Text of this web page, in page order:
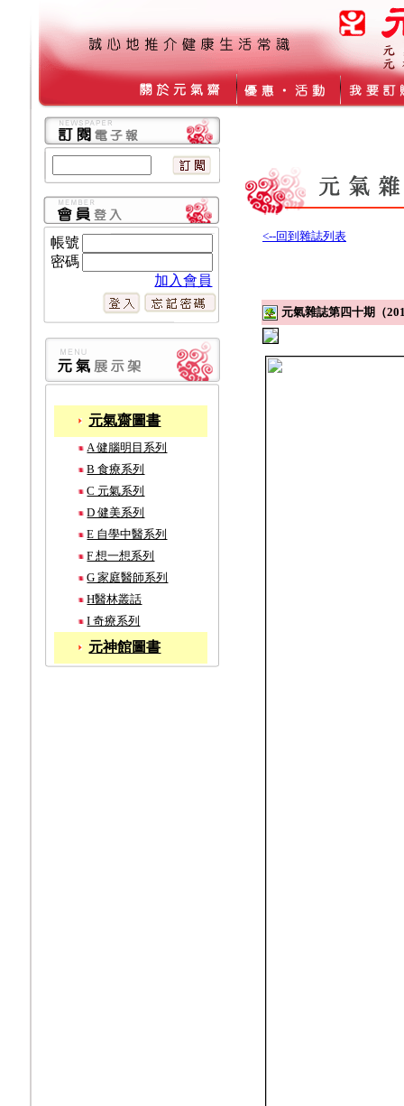
帳號
密碼
加入會員
元氣齋圖書
A 健腦明目系列
B 食療系列
C 元氣系列
D 健美系列
E 自學中醫系列
F 想一想系列
G 家庭醫師系列
H醫林叢話
I 奇療系列
元神館圖書
<--回到雜誌列表
元氣雜誌第四十期（